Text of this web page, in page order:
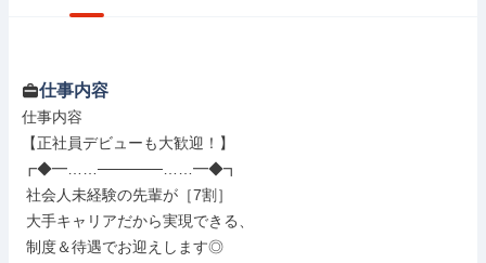
仕事内容
仕事内容
【正社員デビューも大歓迎！】
┏◆━……──────……━◆┓